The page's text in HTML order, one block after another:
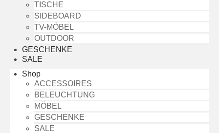
TISCHE
SIDEBOARD
TV-MÖBEL
OUTDOOR
GESCHENKE
SALE
Shop
ACCESSOIRES
BELEUCHTUNG
MÖBEL
GESCHENKE
SALE